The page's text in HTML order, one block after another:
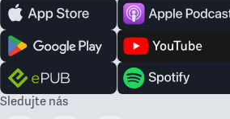
Sledujte nás